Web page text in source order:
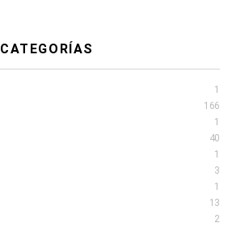
CATEGORÍAS
1
166
1
40
1
3
1
13
2